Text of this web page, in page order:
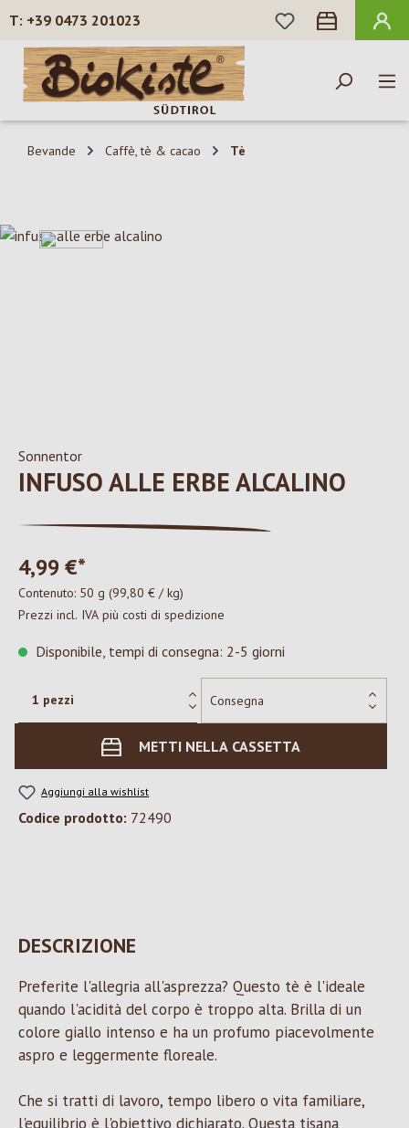
Passa al contenuto principale
+39 0473 201023
HAI 0 ARTICOLI
Bevande Caffè, tè & cacao Tè
Salta la galleria di immagini
Sonnentor
INFUSO ALLE ERBE ALCALINO
4,99 €*
Contenuto: 50 g (99,80 € / kg)
Prezzi incl. IVA più costi di spedizione
Disponibile, tempi di consegna: 2-5 giorni
METTI NELLA CASSETTA
Aggiungi alla wishlist
Codice prodotto: 72490
DESCRIZIONE
Preferite l'allegria all'asprezza? Questo tè è l'ideale
quando l'acidità del corpo è troppo alta. Brilla di un
colore giallo intenso e ha un profumo piacevolmente
aspro e leggermente floreale.
Che si tratti di lavoro, tempo libero o vita familiare,
l'equilibrio è l'obiettivo dichiarato. Questa tisana